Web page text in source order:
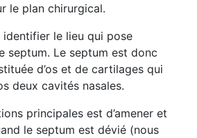
le plan chirurgical.
identifier le lieu qui pose
septum. Le septum est donc
d’os et de cartilages qui
deux cavités nasales.
principales est d’amener et
le septum est dévié (nous